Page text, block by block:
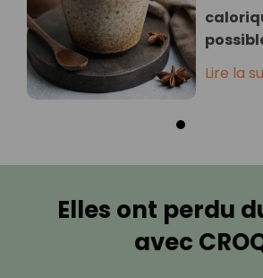
Lire la
Elles ont perdu
avec